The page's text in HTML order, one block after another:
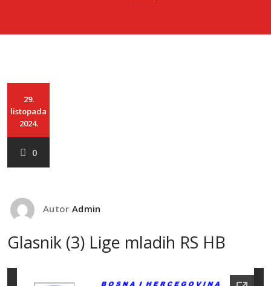
29.
listopada
2024.
0
Autor Admin
Glasnik (3) Lige mladih RS HB